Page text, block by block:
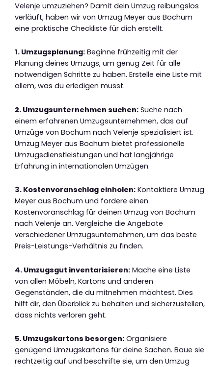
Velenje umzuziehen? Damit dein Umzug reibungslos
verläuft, haben wir von Umzug Meyer aus Bochum
eine praktische Checkliste für dich erstellt.
1. Umzugsplanung: Beginne frühzeitig mit der
Planung deines Umzugs, um genug Zeit für alle
notwendigen Schritte zu haben. Erstelle eine Liste mit
allem, was du erledigen musst.
2. Umzugsunternehmen suchen: Suche nach
einem erfahrenen Umzugsunternehmen, das auf
Umzüge von Bochum nach Velenje spezialisiert ist.
Umzug Meyer aus Bochum bietet professionelle
Umzugsdienstleistungen und hat langjährige
Erfahrung in internationalen Umzügen.
3. Kostenvoranschlag einholen: Kontaktiere Umzug
Meyer aus Bochum und fordere einen
Kostenvoranschlag für deinen Umzug von Bochum
nach Velenje an. Vergleiche die Angebote
verschiedener Umzugsunternehmen, um das beste
Preis-Leistungs-Verhältnis zu finden.
4. Umzugsgut inventarisieren: Mache eine Liste
von allen Möbeln, Kartons und anderen
Gegenständen, die du mitnehmen möchtest. Dies
hilft dir, den Überblick zu behalten und sicherzustellen,
dass nichts verloren geht.
5. Umzugskartons besorgen: Organisiere
genügend Umzugskartons für deine Sachen. Baue sie
rechtzeitig auf und beschrifte sie, um den Umzug